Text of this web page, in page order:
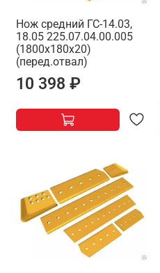
Нож средний ГС-14.03,
18.05 225.07.04.00.005
(1800х180х20)
(перед.отвал)
10 398 ₽